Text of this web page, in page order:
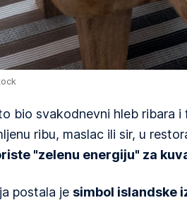
bio svakodnevni hleb ribara i
ribu, maslac ili sir, u
"zelenu energiju" za
postala je simbol islandske